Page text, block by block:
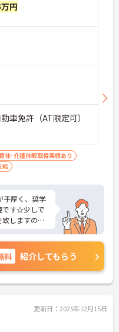
円
免許（AT限定可）
休･介護休暇取得実績あり
給
手厚く、奨学
です☆少しで
しますので
料 紹介してもらう
更新日：2025年12月15日